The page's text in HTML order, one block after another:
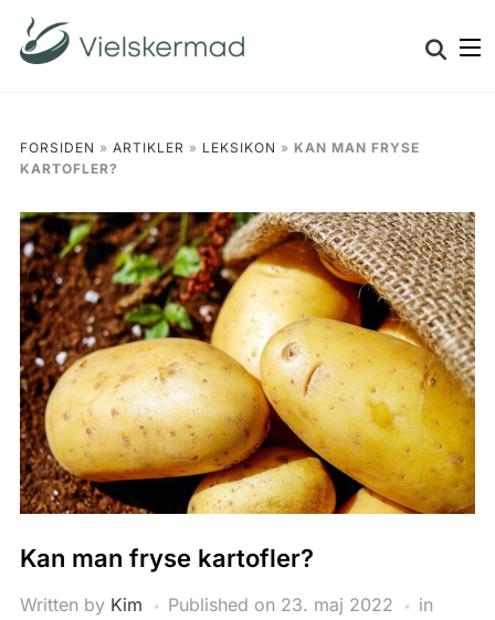
Skip
content
Search
for:
FORSIDEN » ARTIKLER » LEKSIKON » KAN MAN FRYSE
KARTOFLER?
Kan man fryse kartofler?
Written by Kim Published on 23. maj 2022
in